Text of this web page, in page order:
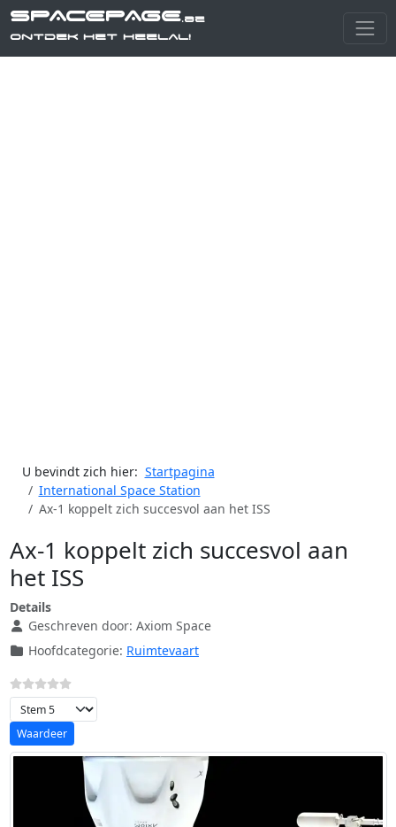
SPACEPAGE.be
Ontdek het heelal!
U bevindt zich hier: Startpagina
International Space Station
Ax-1 koppelt zich succesvol aan het ISS
Ax-1 koppelt zich succesvol aan
het ISS
Details
Geschreven door: Axiom Space
Hoofdcategorie: Ruimtevaart
Voeg waardering toe